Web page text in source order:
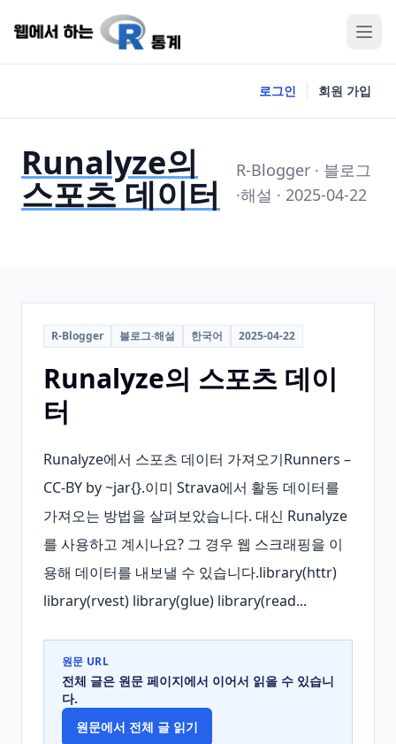
로그인 회원 가입
Runalyze의
스포츠 데이터
R-Blogger · 블로그
·해설 · 2025-04-22
R-Blogger 블로그·해설 한국어 2025-04-22
Runalyze의 스포츠 데이
터
Runalyze에서 스포츠 데이터 가져오기Runners –
CC-BY by ~jar{}.이미 Strava에서 활동 데이터를
가져오는 방법을 살펴보았습니다. 대신 Runalyze
를 사용하고 계시나요? 그 경우 웹 스크래핑을 이
용해 데이터를 내보낼 수 있습니다.library(httr)
library(rvest) library(glue) library(read...
원문 URL
전체 글은 원문 페이지에서 이어서 읽을 수 있습니
다.
원문에서 전체 글 읽기